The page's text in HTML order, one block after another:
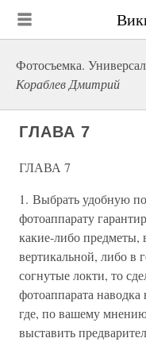
Фотосъемка.
Кораблев Дмитрий
ГЛАВА 7
ГЛАВА 7
1. Выбрать удобную
фотоаппарату
какие-либо
вертикальной, либо в
согнутые локти, то
фотоаппарата наводка
где, по вашему
выставить